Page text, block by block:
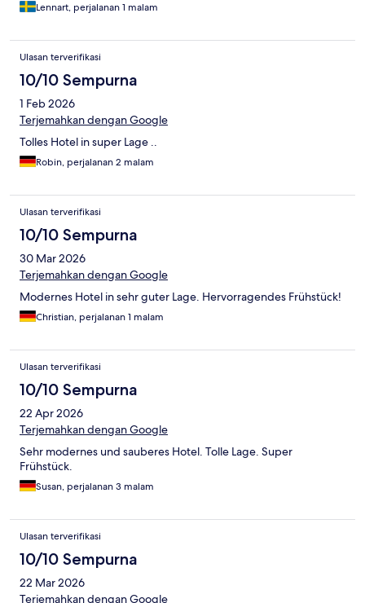
Lennart, perjalanan 1 malam
Ulasan terverifikasi
10/10 Sempurna
1 Feb 2026
Terjemahkan dengan Google
Tolles Hotel in super Lage ..
Robin, perjalanan 2 malam
Ulasan terverifikasi
10/10 Sempurna
30 Mar 2026
Terjemahkan dengan Google
Modernes Hotel in sehr guter Lage. Hervorragendes Frühstück!
Christian, perjalanan 1 malam
Ulasan terverifikasi
10/10 Sempurna
22 Apr 2026
Terjemahkan dengan Google
Sehr modernes und sauberes Hotel. Tolle Lage. Super
Frühstück.
Susan, perjalanan 3 malam
Ulasan terverifikasi
10/10 Sempurna
22 Mar 2026
Terjemahkan dengan Google